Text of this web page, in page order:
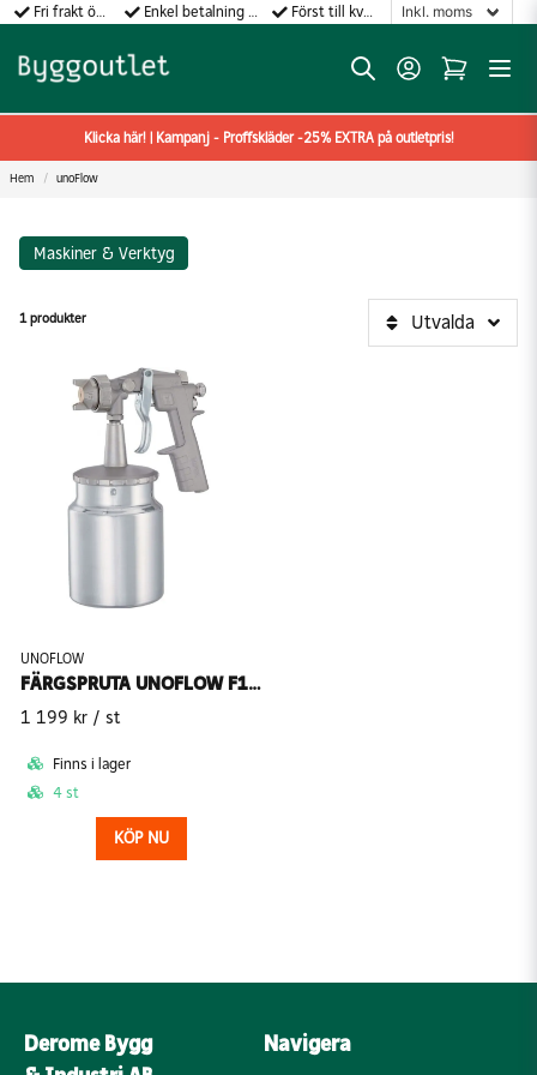
Fri frakt över 499:- Enkel betalning med Klarna Först till kvarn gäller!
Klicka här! | Kampanj - Proffskläder -25% EXTRA på outletpris!
Hem unoFlow
Maskiner & Verktyg
1 produkter Utvalda
UNOFLOW
FÄRGSPRUTA UNOFLOW F1/SUPER/L KOPP 1L
1 199 kr / st
Finns i lager
4 st
KÖP NU
Derome Bygg
Navigera